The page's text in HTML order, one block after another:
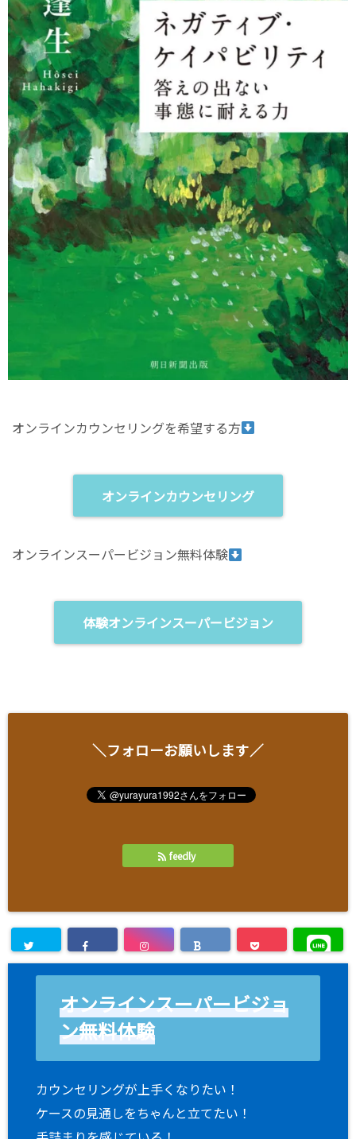
オンラインカウンセリングを希望する方
オンラインカウンセリング
オンラインスーパービジョン無料体験
体験オンラインスーパービジョン
＼フォローお願いします／
feedly
オンラインスーパービジョ
ン無料体験
カウンセリングが上手くなりたい！
ケースの見通しをちゃんと立てたい！